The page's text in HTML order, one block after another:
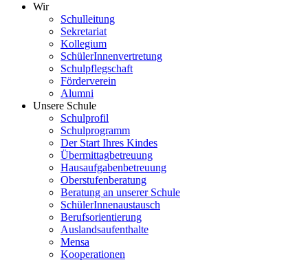
Wir
Schulleitung
Sekretariat
Kollegium
SchülerInnenvertretung
Schulpflegschaft
Förderverein
Alumni
Unsere Schule
Schulprofil
Schulprogramm
Der Start Ihres Kindes
Übermittagbetreuung
Hausaufgabenbetreuung
Oberstufenberatung
Beratung an unserer Schule
SchülerInnenaustausch
Berufsorientierung
Auslandsaufenthalte
Mensa
Kooperationen